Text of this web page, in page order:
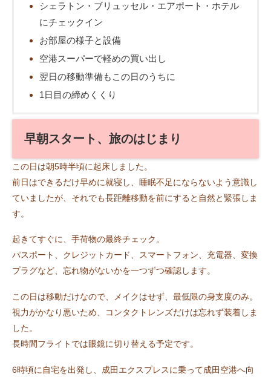
シェラトン・ブリュッセル・エアポート・ホテル
にチェックイン
お部屋の様子と設備
空港スーパーで軽めの買い出し
翌日の移動準備もこの日のうちに
1日目の締めくくり
早朝スタート、旅のはじまり
この日は朝5時半頃に起床しました。
前日はできるだけ早めに就寝し、睡眠不足にならないよう意識し
ていましたが、それでも長距離移動を前にすると自然と緊張しま
す。
起きてすぐに、手荷物の最終チェック。
パスポート、クレジットカード、スマートフォン、充電器、変換
プラグなど、忘れ物がないかを一つずつ確認します。
この日は移動だけなので、メイクはせず、最低限の身支度のみ。
視力がかなり悪いため、コンタクトレンズだけは忘れず装着しま
した。
長時間フライトでは眼鏡に切り替える予定です。
6時頃に自宅を出発し、成田エクスプレスに乗って成田空港へ向